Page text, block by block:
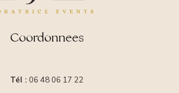
Coordonnees
Tél : 06 48 06 17 22